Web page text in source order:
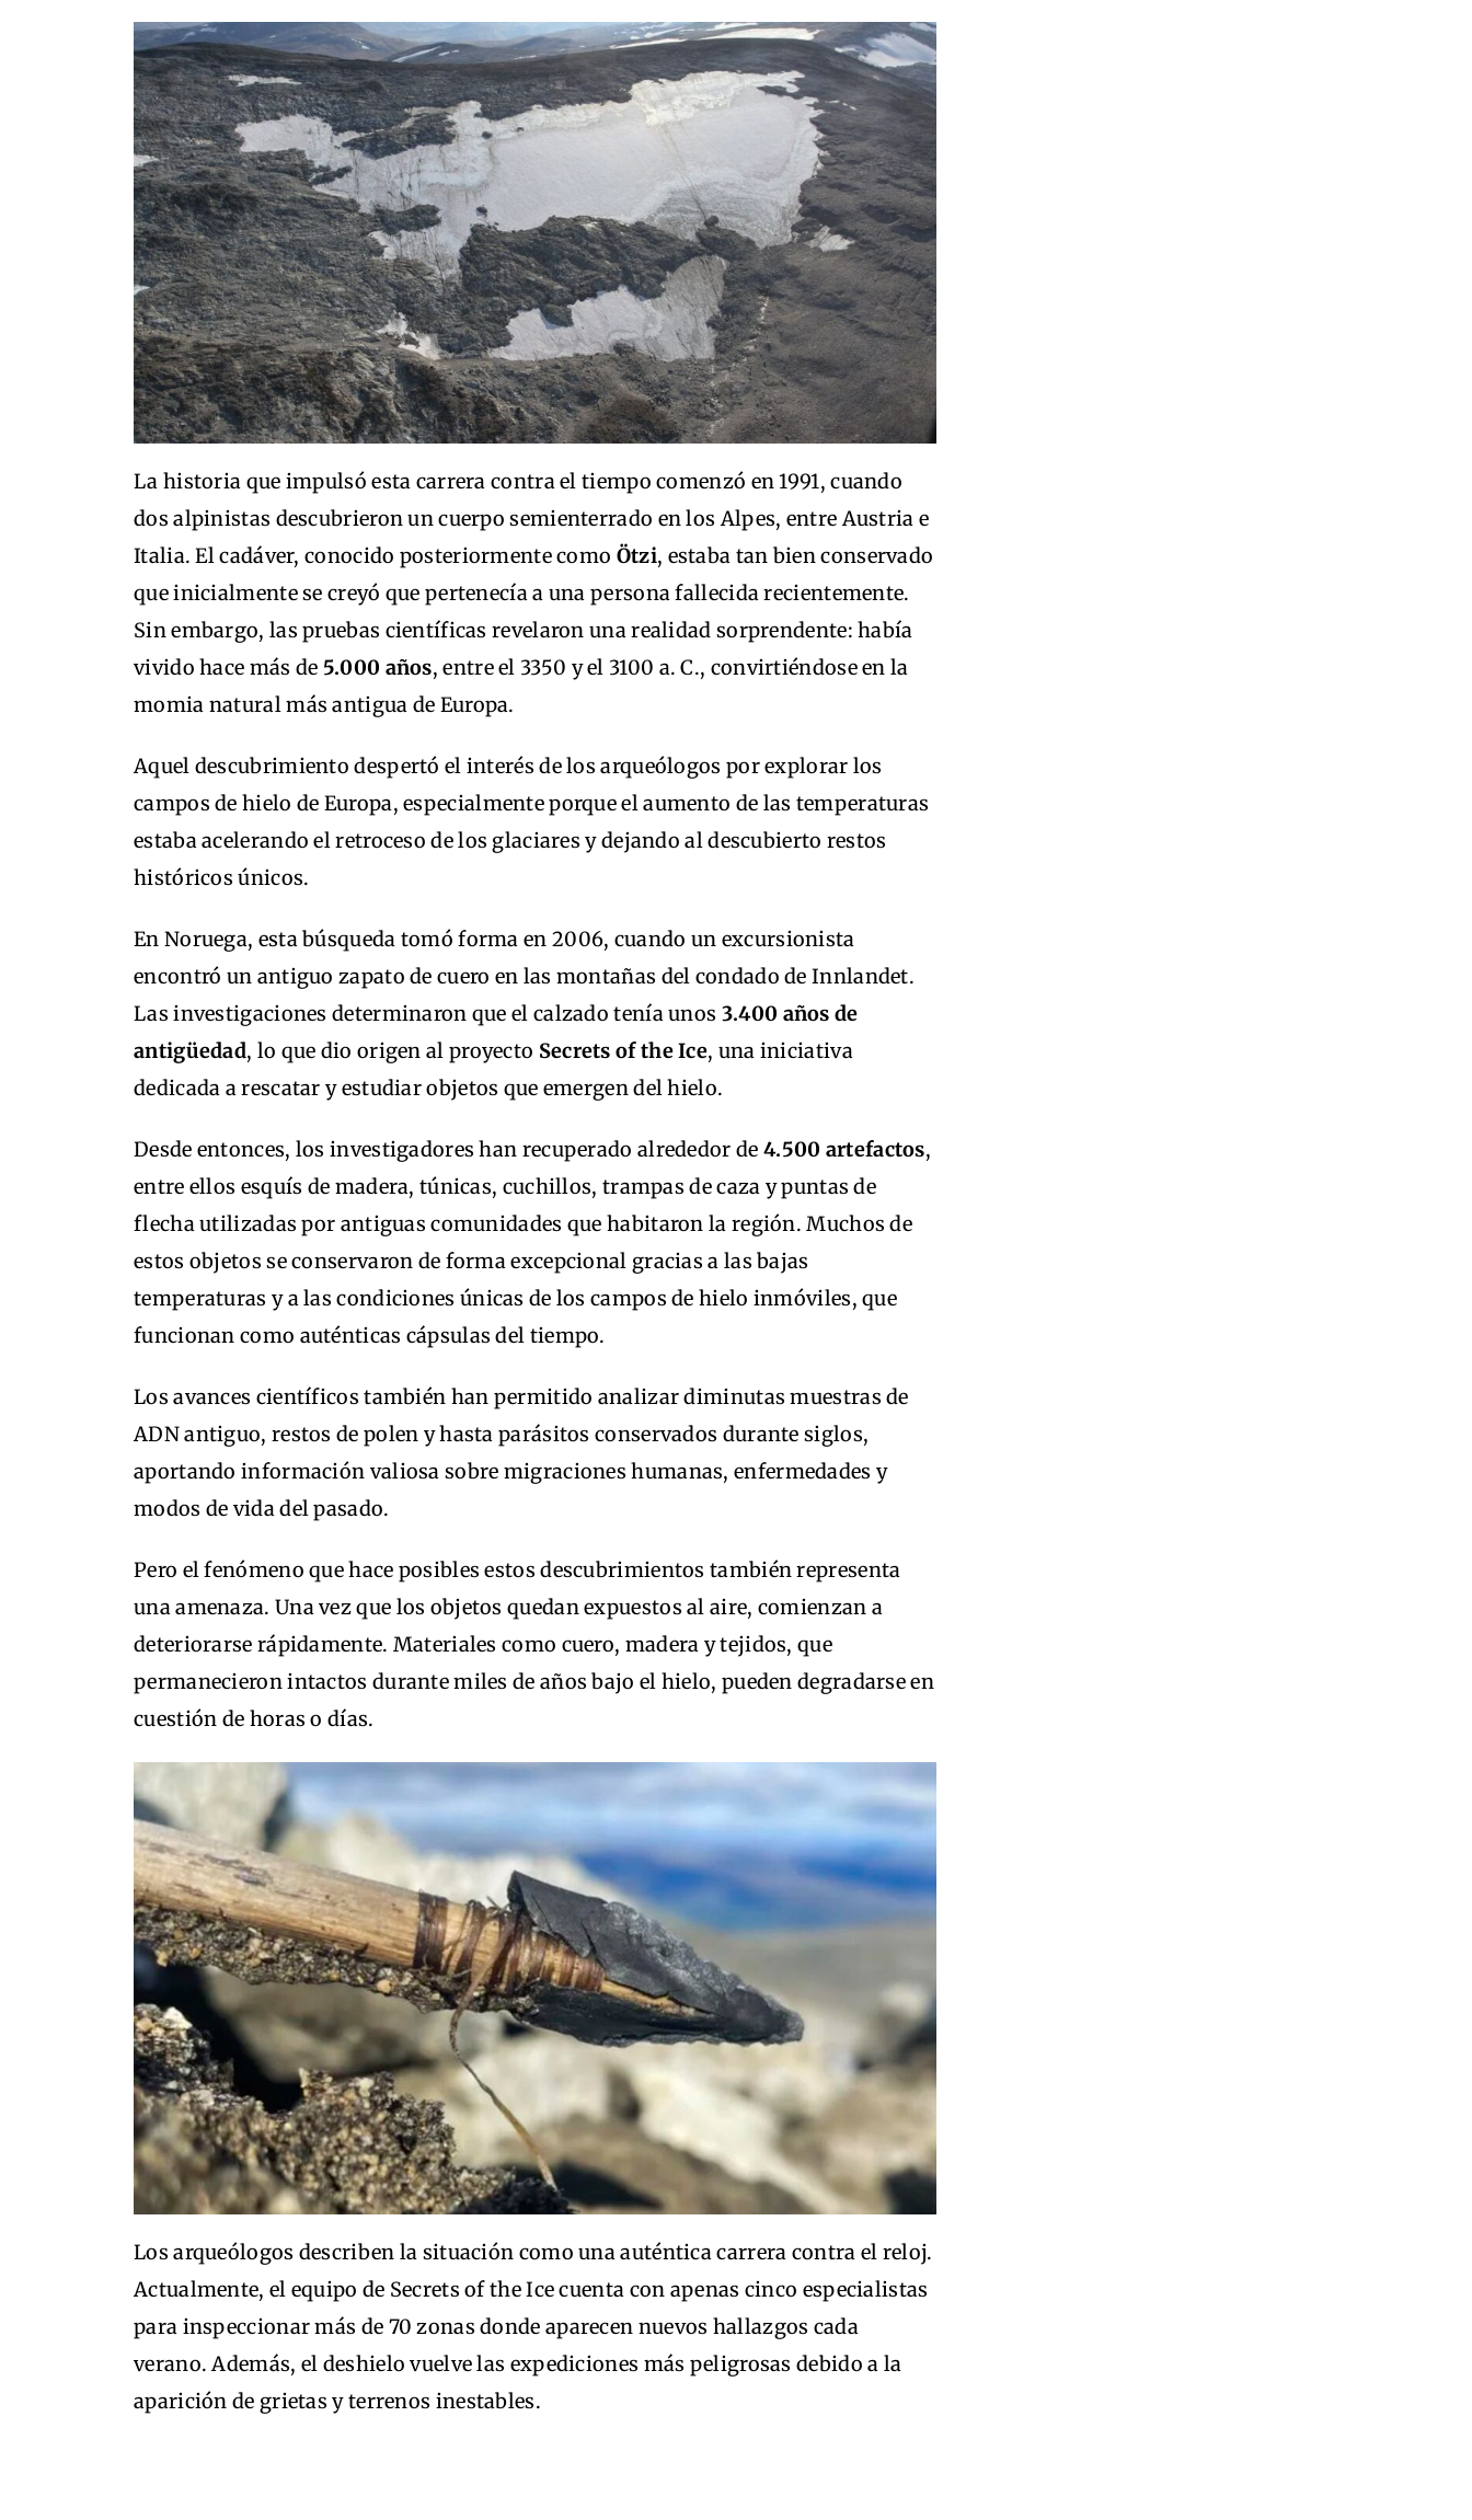
La historia que impulsó esta carrera contra el tiempo comenzó en 1991, cuando
dos alpinistas descubrieron un cuerpo semienterrado en los Alpes, entre Austria e
Italia. El cadáver, conocido posteriormente como Ötzi, estaba tan bien conservado
que inicialmente se creyó que pertenecía a una persona fallecida recientemente.
Sin embargo, las pruebas científicas revelaron una realidad sorprendente: había
vivido hace más de 5.000 años, entre el 3350 y el 3100 a. C., convirtiéndose en la
momia natural más antigua de Europa.
Aquel descubrimiento despertó el interés de los arqueólogos por explorar los
campos de hielo de Europa, especialmente porque el aumento de las temperaturas
estaba acelerando el retroceso de los glaciares y dejando al descubierto restos
históricos únicos.
En Noruega, esta búsqueda tomó forma en 2006, cuando un excursionista
encontró un antiguo zapato de cuero en las montañas del condado de Innlandet.
Las investigaciones determinaron que el calzado tenía unos 3.400 años de
antigüedad, lo que dio origen al proyecto Secrets of the Ice, una iniciativa
dedicada a rescatar y estudiar objetos que emergen del hielo.
Desde entonces, los investigadores han recuperado alrededor de 4.500 artefactos,
entre ellos esquís de madera, túnicas, cuchillos, trampas de caza y puntas de
flecha utilizadas por antiguas comunidades que habitaron la región. Muchos de
estos objetos se conservaron de forma excepcional gracias a las bajas
temperaturas y a las condiciones únicas de los campos de hielo inmóviles, que
funcionan como auténticas cápsulas del tiempo.
Los avances científicos también han permitido analizar diminutas muestras de
ADN antiguo, restos de polen y hasta parásitos conservados durante siglos,
aportando información valiosa sobre migraciones humanas, enfermedades y
modos de vida del pasado.
Pero el fenómeno que hace posibles estos descubrimientos también representa
una amenaza. Una vez que los objetos quedan expuestos al aire, comienzan a
deteriorarse rápidamente. Materiales como cuero, madera y tejidos, que
permanecieron intactos durante miles de años bajo el hielo, pueden degradarse en
cuestión de horas o días.
Los arqueólogos describen la situación como una auténtica carrera contra el reloj.
Actualmente, el equipo de Secrets of the Ice cuenta con apenas cinco especialistas
para inspeccionar más de 70 zonas donde aparecen nuevos hallazgos cada
verano. Además, el deshielo vuelve las expediciones más peligrosas debido a la
aparición de grietas y terrenos inestables.